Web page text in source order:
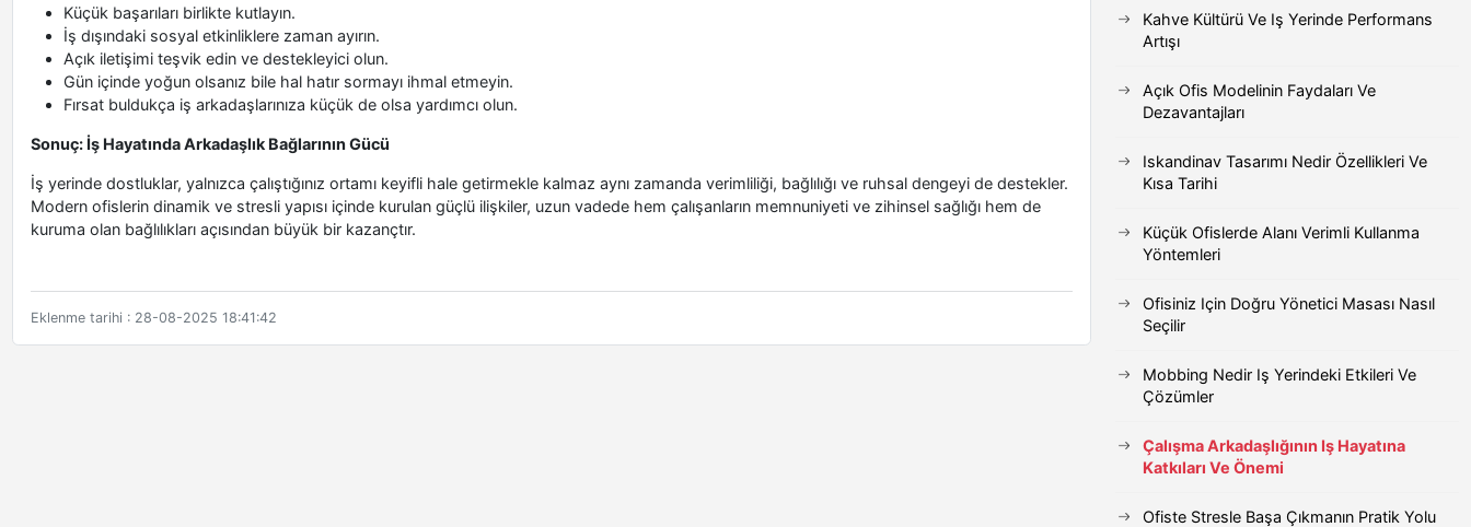
Küçük başarıları birlikte kutlayın.
İş dışındaki sosyal etkinliklere zaman ayırın.
Açık iletişimi teşvik edin ve destekleyici olun.
Gün içinde yoğun olsanız bile hal hatır sormayı ihmal etmeyin.
Fırsat buldukça iş arkadaşlarınıza küçük de olsa yardımcı olun.
Sonuç: İş Hayatında Arkadaşlık Bağlarının Gücü
İş yerinde dostluklar, yalnızca çalıştığınız ortamı keyifli hale getirmekle kalmaz aynı zamanda verimliliği, bağlılığı ve ruhsal dengeyi de destekler.
Modern ofislerin dinamik ve stresli yapısı içinde kurulan güçlü ilişkiler, uzun vadede hem çalışanların memnuniyeti ve zihinsel sağlığı hem de
kuruma olan bağlılıkları açısından büyük bir kazançtır.
Eklenme tarihi : 28-08-2025 18:41:42
Kahve Kültürü Ve Iş Yerinde Performans
Artışı
Açık Ofis Modelinin Faydaları Ve
Dezavantajları
Iskandinav Tasarımı Nedir Özellikleri Ve
Kısa Tarihi
Küçük Ofislerde Alanı Verimli Kullanma
Yöntemleri
Ofisiniz Için Doğru Yönetici Masası Nasıl
Seçilir
Mobbing Nedir Iş Yerindeki Etkileri Ve
Çözümler
Çalışma Arkadaşlığının Iş Hayatına
Katkıları Ve Önemi
Ofiste Stresle Başa Çıkmanın Pratik Yolu